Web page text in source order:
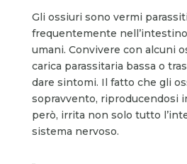
Gli ossiuri sono vermi
frequentemente
umani. Convivere con alcuni
carica parassitaria bassa o
dare sintomi. Il fatto che gli
sopravvento, riproducendosi
però, irrita non solo tutto
sistema nervoso.